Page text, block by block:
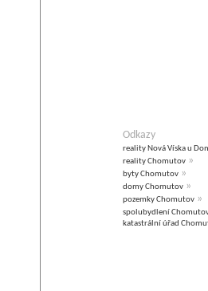
Odkazy
reality Nová Víska u
reality Chomutov »
byty Chomutov »
domy Chomutov »
pozemky Chomutov »
spolubydlení
katastrální úřad